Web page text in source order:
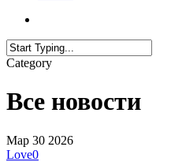
Category
Все новости
Мар 30 2026
Love0